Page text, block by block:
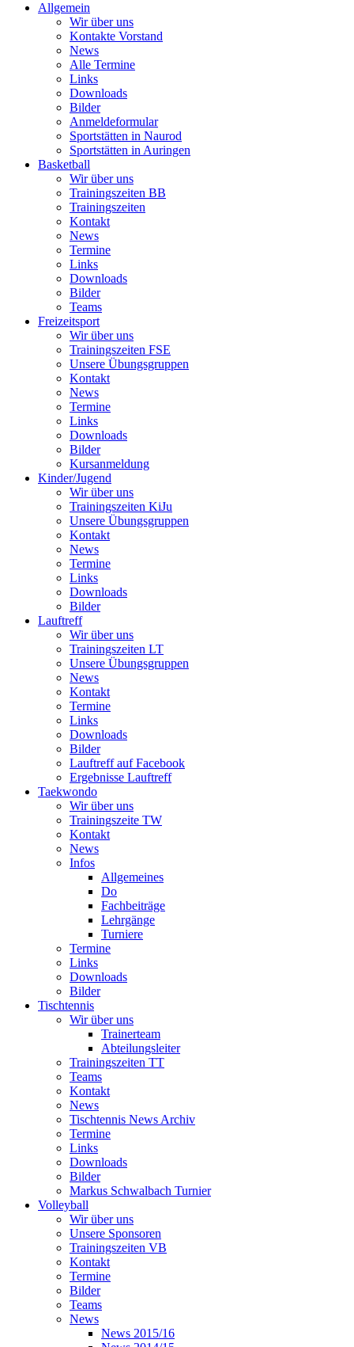
Allgemein
Wir über uns
Kontakte Vorstand
News
Alle Termine
Links
Downloads
Bilder
Anmeldeformular
Sportstätten in Naurod
Sportstätten in Auringen
Basketball
Wir über uns
Trainingszeiten BB
Trainingszeiten
Kontakt
News
Termine
Links
Downloads
Bilder
Teams
Freizeitsport
Wir über uns
Trainingszeiten FSE
Unsere Übungsgruppen
Kontakt
News
Termine
Links
Downloads
Bilder
Kursanmeldung
Kinder/Jugend
Wir über uns
Trainingszeiten KiJu
Unsere Übungsgruppen
Kontakt
News
Termine
Links
Downloads
Bilder
Lauftreff
Wir über uns
Trainingszeiten LT
Unsere Übungsgruppen
News
Kontakt
Termine
Links
Downloads
Bilder
Lauftreff auf Facebook
Ergebnisse Lauftreff
Taekwondo
Wir über uns
Trainingszeite TW
Kontakt
News
Infos
Allgemeines
Do
Fachbeiträge
Lehrgänge
Turniere
Termine
Links
Downloads
Bilder
Tischtennis
Wir über uns
Trainerteam
Abteilungsleiter
Trainingszeiten TT
Teams
Kontakt
News
Tischtennis News Archiv
Termine
Links
Downloads
Bilder
Markus Schwalbach Turnier
Volleyball
Wir über uns
Unsere Sponsoren
Trainingszeiten VB
Kontakt
Termine
Bilder
Teams
News
News 2015/16